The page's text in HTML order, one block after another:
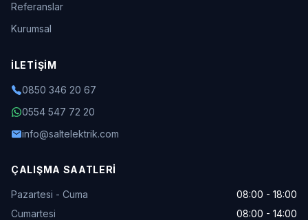
Referanslar
Kurumsal
İLETIŞIM
0850 346 20 67
0554 547 72 20
info@saltelektrik.com
ÇALIŞMA SAATLERI
Pazartesi - Cuma
08:00 - 18:00
Cumartesi
08:00 - 14:00